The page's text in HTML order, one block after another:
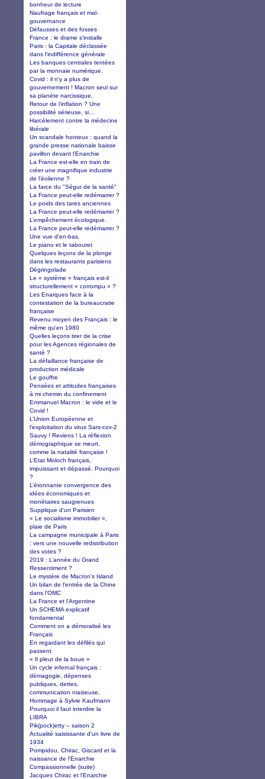
bonheur de lecture
Naufrage français et mal-
gouvernance
Défausses et des fosses
France : le drame s'installe
Paris : la Capitale déclassée
dans l'indifférence générale
Les banques centrales tentées
par la monnaie numérique.
Covid : il n'y a plus de
gouvernement ! Macron seul sur
sa planète narcissique.
Retour de l’inflation ? Une
possibilité sérieuse, si…
Harcèlement contre la médecine
libérale
Un scandale honteux : quand la
grande presse nationale baisse
pavillon devant l'Enarchie
La France est-elle en train de
créer une magnifique industrie
de l'éolienne ?
La farce du "Ségur de la santé"
La France peut-elle redémarrer ?
Le poids des tares anciennes
La France peut-elle redémarrer ?
L’empêchement écologique.
La France peut-elle redémarrer ?
Une vue d'en-bas.
Le piano et le tabouret
Quelques leçons de la plonge
dans les restaurants parisiens
Dégringolade
Le « système » français est-il
structurellement « corrompu » ?
Les Enarques face à la
contestation de la bureaucratie
française
Revenu moyen des Français : le
même qu'en 1980
Quelles leçons tirer de la crise
pour les Agences régionales de
santé ?
La défaillance française de
production médicale
Le gouffre
Pensées et attitudes françaises
à mi chemin du confinement
Emmanuel Macron : le vide et le
Covid !
L’Union Européenne et
l’exploitation du virus Sars-cov-2
Sauvy ! Reviens ! La réflexion
démographique se meurt,
comme la natalité française !
L’Etat Moloch français,
impuissant et dépassé. Pourquoi
?
L’étonnante convergence des
idées économiques et
monétaires saugrenues
Supplique d'un Parisien
« Le socialisme immobilier »,
plaie de Paris
La campagne municipale à Paris
: vers une nouvelle redistribution
des votes ?
2019 : L’année du Grand
Ressentiment ?
Le mystère de Macron’s Island
Un bilan de l'entrée de la Chine
dans l'OMC
La France et l'Argentine
Un SCHEMA explicatif
fondamental
Comment on a démoralisé les
Français
En regardant les défilés qui
passent
« Il pleut de la boue »
Un cycle infernal français :
démagogie, dépenses
publiques, dettes,
communication niaiseuse,
Hommage à Sylvie Kaufmann
Pourquoi il faut interdire la
LIBRA
Pik(pock)etty – saison 2
Actualité saisissante d'un livre de
1934
Pompidou, Chirac, Giscard et la
naissance de l'Enarchie
Compassionnelle (suite)
Jacques Chirac et l'Enarchie